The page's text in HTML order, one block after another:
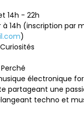
14h - 22h
14h (inscription par
)
électronique
partageant une
techno et